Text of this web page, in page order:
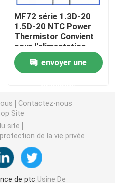
NTC
MF72 série 1.3D-20
1.5D-20 NTC Power
Thermistor Convient
pour l'alimentation
électrique à haute
puissanceenvoyer une
Contactez-nous
Site
site
de la vie privée
de ptc Usine De